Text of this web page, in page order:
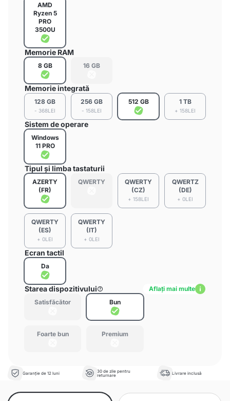
AMD
Ryzen 5
PRO
3500U
Memorie RAM
8 GB 16 GB
Memorie integrată
128 GB
- 368LEI
256 GB
- 158LEI
512 GB 1 TB
+ 158LEI
Sistem de operare
Windows
11 PRO
Tipul și limba tastaturii
AZERTY
(FR)
QWERTY
QWERTY
(CZ)
+ 158LEI
QWERTZ
(DE)
+ 0LEI
QWERTY
(ES)
+ 0LEI
QWERTY
(IT)
+ 0LEI
Ecran tactil
Da
Starea dispozitivului
Aflați mai multe
Satisfăcător
Bun
Foarte bun Premium
Garanție de 12 luni
30 de zile pentru
returnare
Livrare inclusă